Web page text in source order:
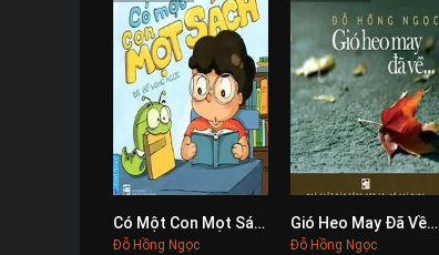
0Có Một Con Mọt Sách
Đỗ Hồng Ngọc
0
Gió Heo May Đã Về…
Đỗ Hồng Ngọc